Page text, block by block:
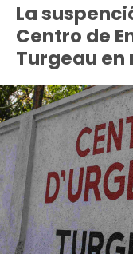
La
Centro de
Turgeau en